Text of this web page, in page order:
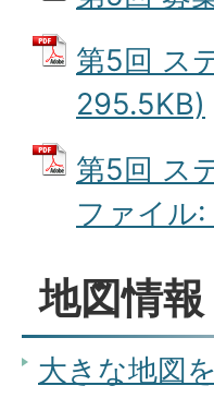
第5回 ス
295.5KB)
第5回 ス
ファイル
地図情報
大きな地図